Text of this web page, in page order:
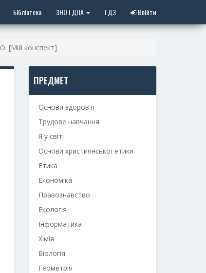
Бібліотека ЗНО і ДПА ГДЗ Ввійти
О. [Мій конспект]
ПРЕДМЕТ
Основи здоров'я
Трудове навчання
Я у світі
Основи християнської етики
Етика
Економіка
Правознавство
Екологія
Інформатика
Хімія
Біологія
Геометрія